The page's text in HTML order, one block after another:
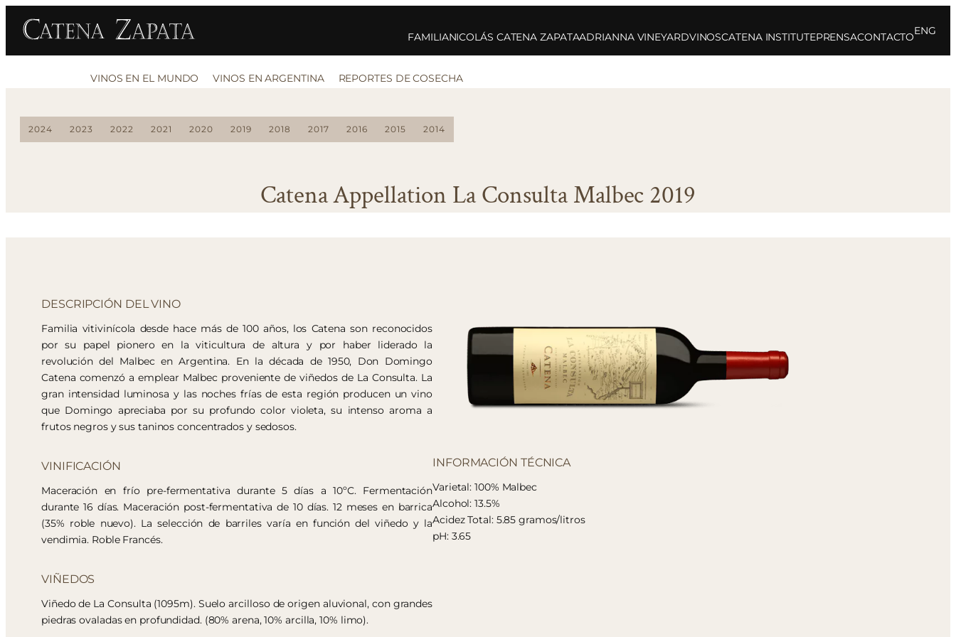
FAMILIANICOLÁS CATENA ZAPATAADRIANNA VINEYARDVINOSCATENA INSTITUTEPRENSACONTACTO
ENG
VINOS EN EL MUNDO VINOS EN ARGENTINA REPORTES DE COSECHA
2024 2023 2022 2021 2020 2019 2018 2017 2016 2015 2014
Catena Appellation La Consulta Malbec 2019
DESCRIPCIÓN DEL VINO
Familia vitivinícola desde hace más de 100 años, los Catena son reconocidos
por su papel pionero en la viticultura de altura y por haber liderado la
revolución del Malbec en Argentina. En la década de 1950, Don Domingo
Catena comenzó a emplear Malbec proveniente de viñedos de La Consulta. La
gran intensidad luminosa y las noches frías de esta región producen un vino
que Domingo apreciaba por su profundo color violeta, su intenso aroma a
frutos negros y sus taninos concentrados y sedosos.
VINIFICACIÓN
Maceración en frío pre-fermentativa durante 5 días a 10ºC. Fermentación
durante 16 días. Maceración post-fermentativa de 10 días. 12 meses en barrica
(35% roble nuevo). La selección de barriles varía en función del viñedo y la
vendimia. Roble Francés.
VIÑEDOS
Viñedo de La Consulta (1095m). Suelo arcilloso de origen aluvional, con grandes
piedras ovaladas en profundidad. (80% arena, 10% arcilla, 10% limo).
INFORMACIÓN TÉCNICA
Varietal: 100% Malbec
Alcohol: 13.5%
Acidez Total: 5.85 gramos/litros
pH: 3.65